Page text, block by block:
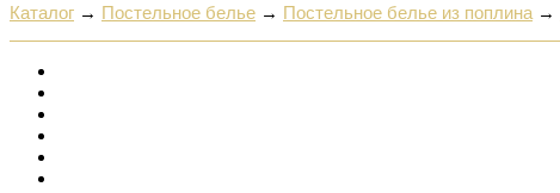
Каталог → Постельное белье → Постельное белье из поплина →